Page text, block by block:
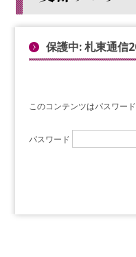
保護中: 札東通信
このコンテンツはパスワー
パスワード